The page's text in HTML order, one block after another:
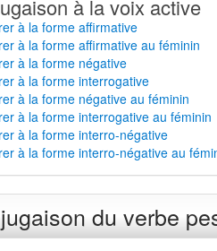
à la voix active
à la forme affirmative
à la forme affirmative au féminin
à la forme négative
à la forme interrogative
à la forme négative au féminin
à la forme interrogative au féminin
à la forme interro-négative
à la forme interro-négative au
du verbe